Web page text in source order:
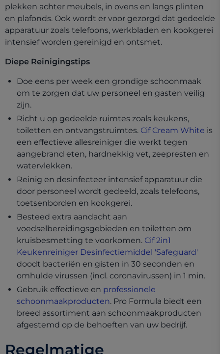
plekken achter meubels, in ovens en langs plinten
en plafonds. Ook wordt er voor gezorgd dat gedeelde
apparatuur zoals telefoons, werkbladen en kookgerei
intensief worden gereinigd en ontsmet.
Diepe Reinigingstips
Doe eens per week een grondige schoonmaak
om te zorgen dat uw personeel en gasten veilig
zijn.
Richt u op gedeelde ruimtes zoals keukens,
toiletten en ontvangstruimtes. Cif Cream White is
een effectieve allesreiniger die werkt tegen
aangebrand eten, hardnekkig vet, zeepresten en
watervlekken.
Reinig en desinfecteer intensief apparatuur die
door personeel wordt gedeeld, zoals telefoons,
toetsenborden en kookgerei.
Besteed extra aandacht aan
voedselbereidingsgebieden en toiletten om
kruisbesmetting te voorkomen. Cif 2in1
Keukenreiniger Desinfectiemiddel 'Safeguard'
doodt bacteriën en gisten in 30 seconden en
omhulde virussen (incl. coronavirussen) in 1 min.
Gebruik effectieve en professionele
schoonmaakproducten. Pro Formula biedt een
breed assortiment aan schoonmaakproducten
afgestemd op de behoeften van uw bedrijf.
Regelmatige